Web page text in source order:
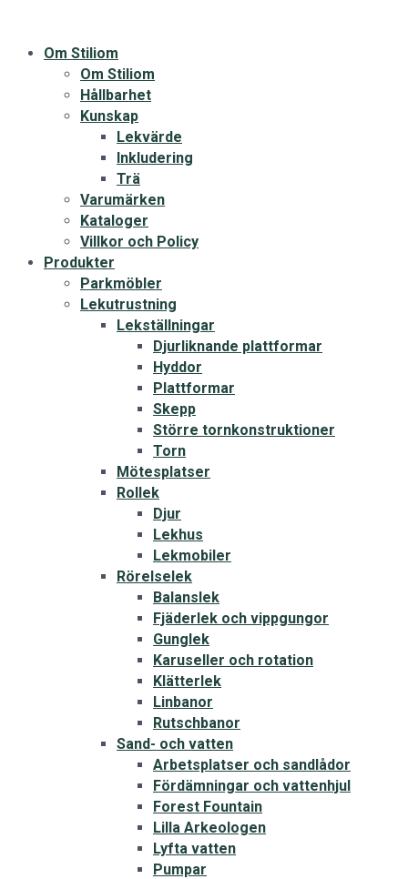
Om Stiliom
Om Stiliom
Hållbarhet
Kunskap
Lekvärde
Inkludering
Trä
Varumärken
Kataloger
Villkor och Policy
Produkter
Parkmöbler
Lekutrustning
Lekställningar
Djurliknande plattformar
Hyddor
Plattformar
Skepp
Större tornkonstruktioner
Torn
Mötesplatser
Rollek
Djur
Lekhus
Lekmobiler
Rörelselek
Balanslek
Fjäderlek och vippgungor
Gunglek
Karuseller och rotation
Klätterlek
Linbanor
Rutschbanor
Sand- och vatten
Arbetsplatser och sandlådor
Fördämningar och vattenhjul
Forest Fountain
Lilla Arkeologen
Lyfta vatten
Pumpar